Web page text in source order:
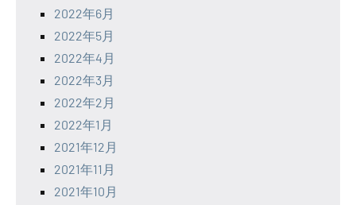
2022年6月
2022年5月
2022年4月
2022年3月
2022年2月
2022年1月
2021年12月
2021年11月
2021年10月